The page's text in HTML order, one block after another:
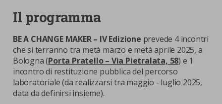
Il programma
BE A CHANGE MAKER – IV Edizione prevede 4 incontri
che si terranno tra metà marzo e metà aprile 2025, a
Bologna (Porta Pratello – Via Pietralata, 58) e 1
incontro di restituzione pubblica del percorso
laboratoriale (da realizzarsi tra maggio - luglio 2025,
data da definirsi insieme).